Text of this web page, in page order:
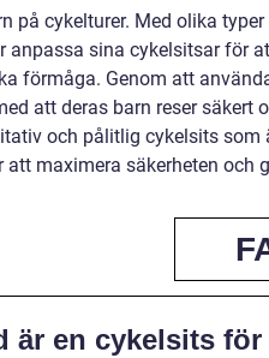
på cykelturer. Med olika
anpassa sina cykelsitsar för
förmåga. Genom att
att deras barn reser säkert
och pålitlig cykelsits som
att maximera säkerheten och
är en cykelsits